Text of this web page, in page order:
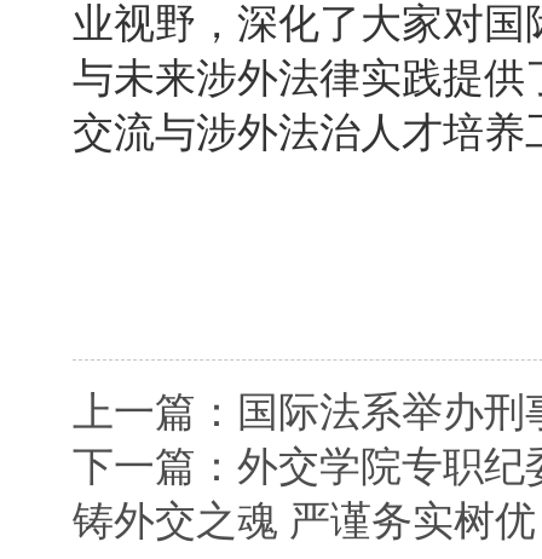
业视野，深化了大家对
与未来涉外法律实践提
交流与涉外法治人才培养
上一篇：国际法系举办
下一篇：外交学院专职
铸外交之魂 严谨务实树